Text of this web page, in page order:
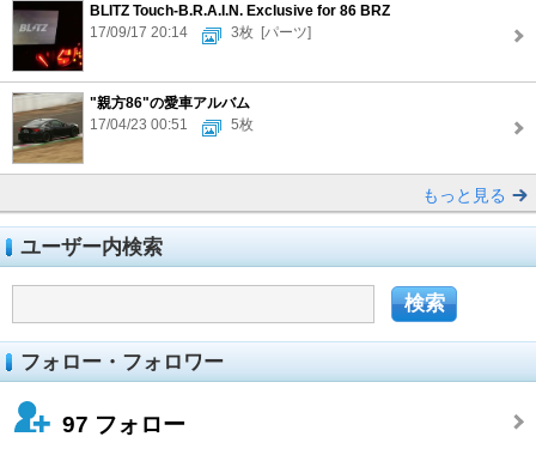
BLITZ Touch-B.R.A.I.N. Exclusive for 86 BRZ
17/09/17 20:14
3枚 [パーツ]
"親方86"の愛車アルバム
17/04/23 00:51
5枚
もっと見る
ユーザー内検索
フォロー・フォロワー
97 フォロー